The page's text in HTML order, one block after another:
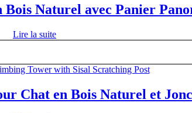
Naturel avec Panier
Lire la suite
Chat en Bois Naturel et